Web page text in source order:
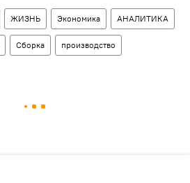
ЖИЗНЬ Экономика АНАЛИТИКА
Сборка производство